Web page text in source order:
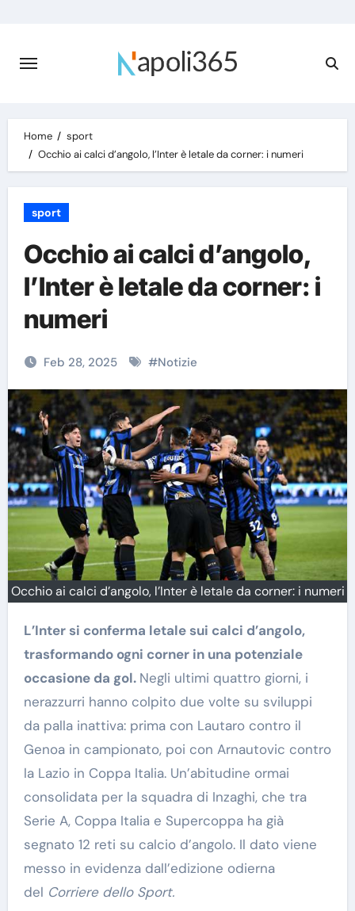
content
Home
sport
Occhio ai calci d’angolo, l’Inter è letale da corner: i numeri
sport
Occhio ai calci d’angolo,
l’Inter è letale da corner: i
numeri
Feb 28, 2025 #Notizie
Occhio ai calci d’angolo, l’Inter è letale da corner: i numeri
L’Inter si conferma letale sui calci d’angolo,
trasformando ogni corner in una potenziale
occasione da gol. Negli ultimi quattro giorni, i
nerazzurri hanno colpito due volte su sviluppi
da palla inattiva: prima con Lautaro contro il
Genoa in campionato, poi con Arnautovic contro
la Lazio in Coppa Italia. Un’abitudine ormai
consolidata per la squadra di Inzaghi, che tra
Serie A, Coppa Italia e Supercoppa ha già
segnato 12 reti su calcio d’angolo. Il dato viene
messo in evidenza dall’edizione odierna
del Corriere dello Sport.